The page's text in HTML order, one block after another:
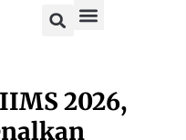
2026,